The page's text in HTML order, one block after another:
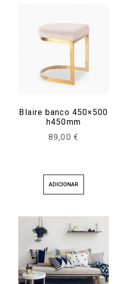
Blaire banco 450×500
h450mm
89,00 €
ADICIONAR